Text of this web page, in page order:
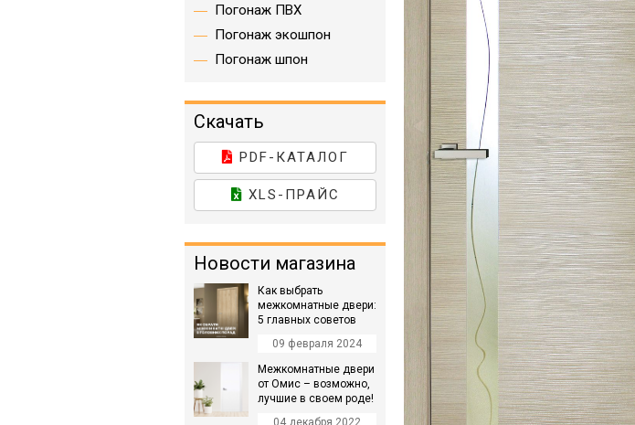
Погонаж ПВХ
Погонаж экошпон
Погонаж шпон
Скачать
PDF-КАТАЛОГ
XLS-ПРАЙС
Новости магазина
Как выбрать
межкомнатные двери:
5 главных советов
09 февраля 2024
Межкомнатные двери
от Омис – возможно,
лучшие в своем роде!
04 декабря 2022